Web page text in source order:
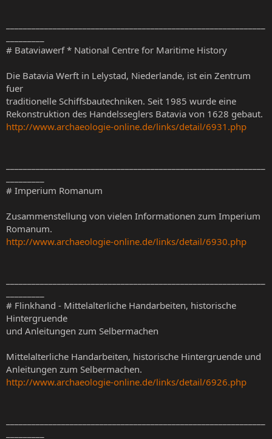
# Bataviawerf * National Centre for Maritime History
Die Batavia Werft in Lelystad, Niederlande, ist ein Zentrum
fuer
traditionelle Schiffsbautechniken. Seit 1985 wurde eine
Rekonstruktion des Handelsseglers Batavia von 1628 gebaut.
http://www.archaeologie-online.de/links/detail/6931.php
# Imperium Romanum
Zusammenstellung von vielen Informationen zum Imperium
Romanum.
http://www.archaeologie-online.de/links/detail/6930.php
# Flinkhand - Mittelalterliche Handarbeiten, historische
Hintergruende
und Anleitungen zum Selbermachen
Mittelalterliche Handarbeiten, historische Hintergruende und
Anleitungen zum Selbermachen.
http://www.archaeologie-online.de/links/detail/6926.php